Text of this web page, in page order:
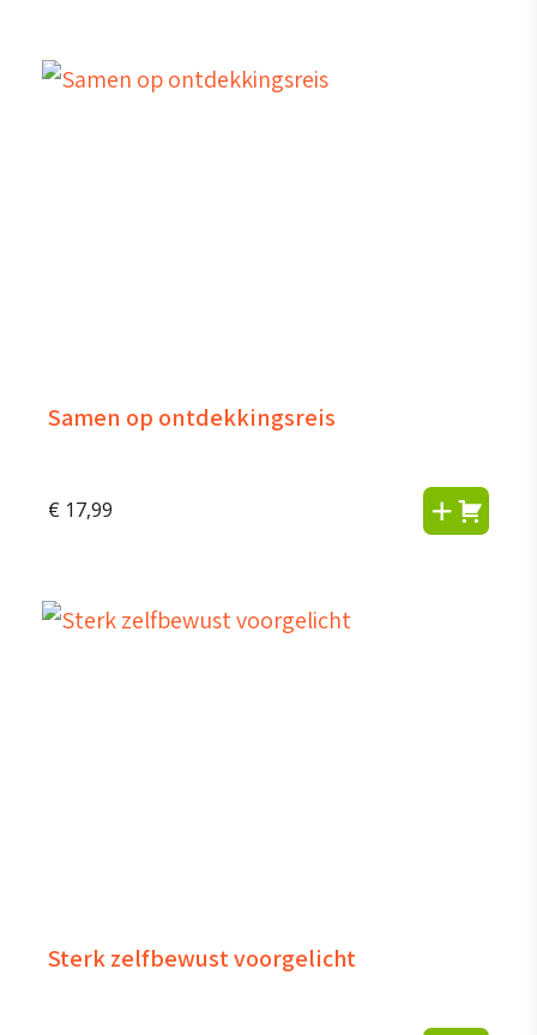
Samen op ontdekkingsreis
€ 17,99
Sterk zelfbewust voorgelicht